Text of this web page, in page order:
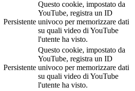
Persistente
Questo cookie, impostato da
YouTube, registra un ID
univoco per memorizzare dati
su quali video di YouTube
l'utente ha visto.
Persistente
Questo cookie, impostato da
YouTube, registra un ID
univoco per memorizzare dati
su quali video di YouTube
l'utente ha visto.